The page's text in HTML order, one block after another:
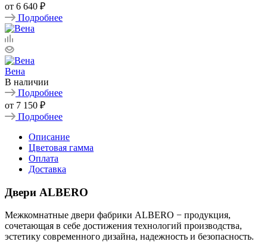
от 6 640 ₽
Подробнее
Вена
В наличии
Подробнее
от 7 150 ₽
Подробнее
Описание
Цветовая гамма
Оплата
Доставка
Двери ALBERO
Межкомнатные двери фабрики ALBERO − продукция,
сочетающая в себе достижения технологий производства,
эстетику современного дизайна, надежность и безопасность.